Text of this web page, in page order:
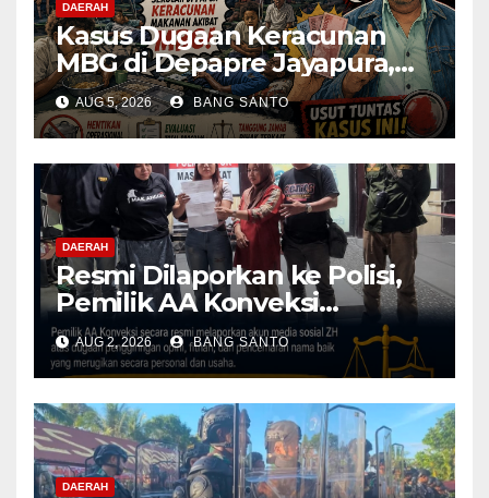
DAERAH
Kasus Dugaan Keracunan
MBG di Depapre Jayapura,
Aktivis Papua Minta
Operasional Dapur
Dihentikan & Evaluasi
Menyeluruh
AUG 5, 2026 BANG SANTO
DAERAH
Resmi Dilaporkan ke Polisi,
Pemilik AA Konveksi
Didampingi Tim Advokat
Lentera Netizen Indonesia (L-
NET-ID)
AUG 2, 2026 BANG SANTO
DAERAH